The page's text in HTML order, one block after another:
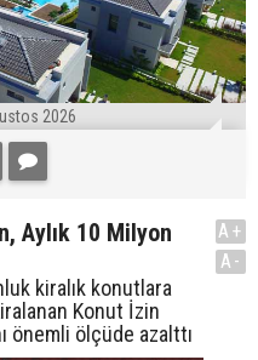
2026
Aylık 10 Milyon
kiralık konutlara
Konut İzin
önemli ölçüde azalttı
A+
A-